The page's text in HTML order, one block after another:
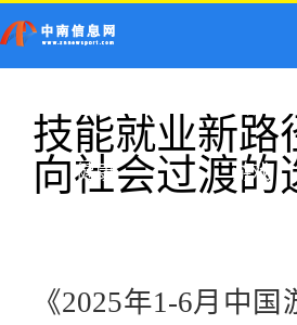
健康 游戏
技能就业新路
向社会过渡的
《2025年1-6月中